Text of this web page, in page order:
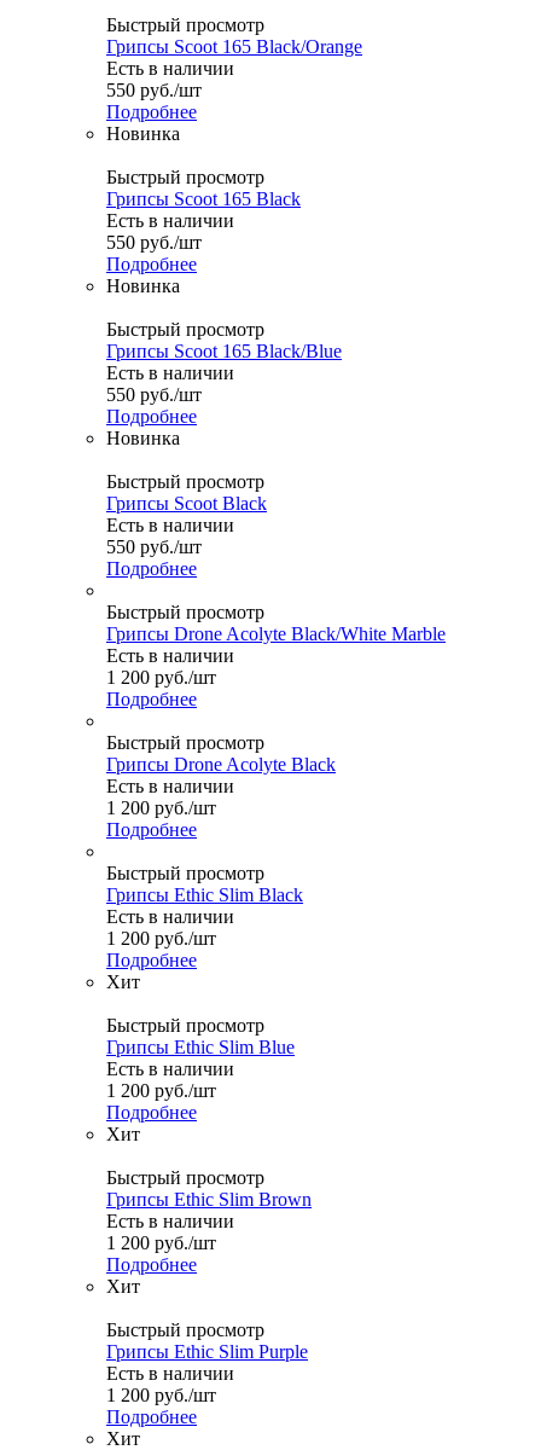
Быстрый просмотр
Грипсы Scoot 165 Black/Orange
Есть в наличии
550 руб./шт
Подробнее
Новинка
Быстрый просмотр
Грипсы Scoot 165 Black
Есть в наличии
550 руб./шт
Подробнее
Новинка
Быстрый просмотр
Грипсы Scoot 165 Black/Blue
Есть в наличии
550 руб./шт
Подробнее
Новинка
Быстрый просмотр
Грипсы Scoot Black
Есть в наличии
550 руб./шт
Подробнее
Быстрый просмотр
Грипсы Drone Acolyte Black/White Marble
Есть в наличии
1 200 руб./шт
Подробнее
Быстрый просмотр
Грипсы Drone Acolyte Black
Есть в наличии
1 200 руб./шт
Подробнее
Быстрый просмотр
Грипсы Ethic Slim Black
Есть в наличии
1 200 руб./шт
Подробнее
Хит
Быстрый просмотр
Грипсы Ethic Slim Blue
Есть в наличии
1 200 руб./шт
Подробнее
Хит
Быстрый просмотр
Грипсы Ethic Slim Brown
Есть в наличии
1 200 руб./шт
Подробнее
Хит
Быстрый просмотр
Грипсы Ethic Slim Purple
Есть в наличии
1 200 руб./шт
Подробнее
Хит